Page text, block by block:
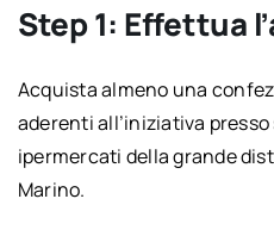
Step 1: Effettua
Acquista almeno una
aderenti all’iniziativa
ipermercati della grande
Marino.